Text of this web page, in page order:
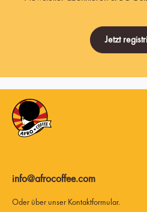
Jetzt
info@afrocoffee.com
Oder über unser Kontaktformular.